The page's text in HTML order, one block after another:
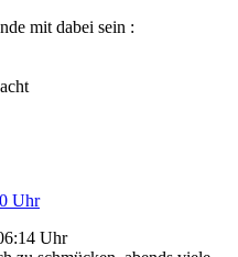
mit dabei sein :
Uhr
Uhr